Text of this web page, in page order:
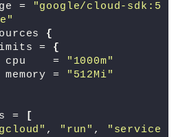
=
"google/cloud-sdk:5
{
=
{
cpu    =
"1000m"
memory =
"512Mi"
=
[
, "run" ,
"service